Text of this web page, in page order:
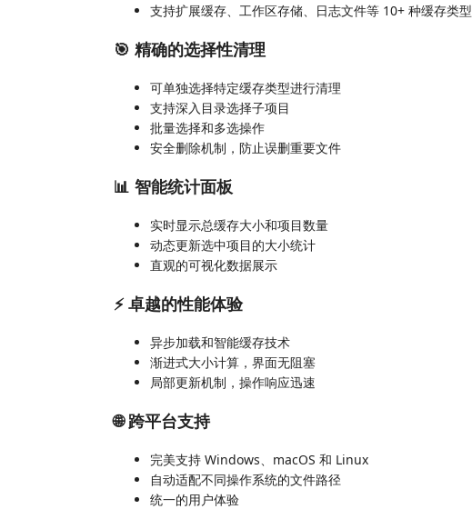
支持扩展缓存、工作区存储、日志文件等 10+ 种缓存类型
🎯 精确的选择性清理
可单独选择特定缓存类型进行清理
支持深入目录选择子项目
批量选择和多选操作
安全删除机制，防止误删重要文件
📊 智能统计面板
实时显示总缓存大小和项目数量
动态更新选中项目的大小统计
直观的可视化数据展示
⚡ 卓越的性能体验
异步加载和智能缓存技术
渐进式大小计算，界面无阻塞
局部更新机制，操作响应迅速
🌐 跨平台支持
完美支持 Windows、macOS 和 Linux
自动适配不同操作系统的文件路径
统一的用户体验